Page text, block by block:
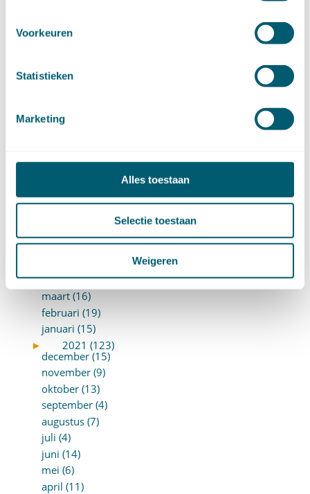
Voorkeuren
Statistieken
Marketing
Alles toestaan
Selectie toestaan
Weigeren
juni (21)
april (13)
januari (14)
november (18)
september (12)
juni (16)
april (13)
maart (16)
februari (19)
januari (15)
►
2021 (123)
december (15)
november (9)
oktober (13)
september (4)
augustus (7)
juli (4)
juni (14)
mei (6)
april (11)